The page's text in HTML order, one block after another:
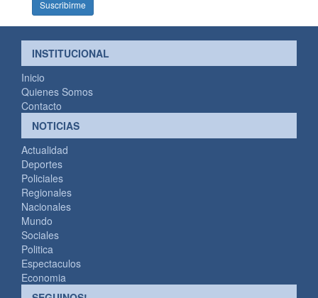
INSTITUCIONAL
Inicio
Quienes Somos
Contacto
NOTICIAS
Actualidad
Deportes
Policiales
Regionales
Nacionales
Mundo
Sociales
Politica
Espectaculos
Economia